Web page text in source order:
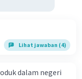
Lihat jawaban (4)
dalam negeri